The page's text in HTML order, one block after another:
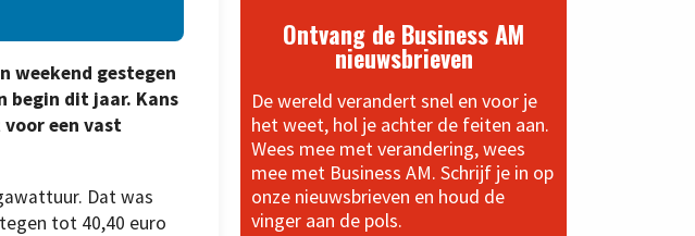
weekend gestegen
begin dit jaar. Kans
een vast
Dat was
tot 40,40 euro
Ontvang de Business AM
nieuwsbrieven
De wereld verandert snel en voor je
het weet, hol je achter de feiten aan.
Wees mee met verandering, wees
mee met Business AM. Schrijf je in op
onze nieuwsbrieven en houd de
vinger aan de pols.